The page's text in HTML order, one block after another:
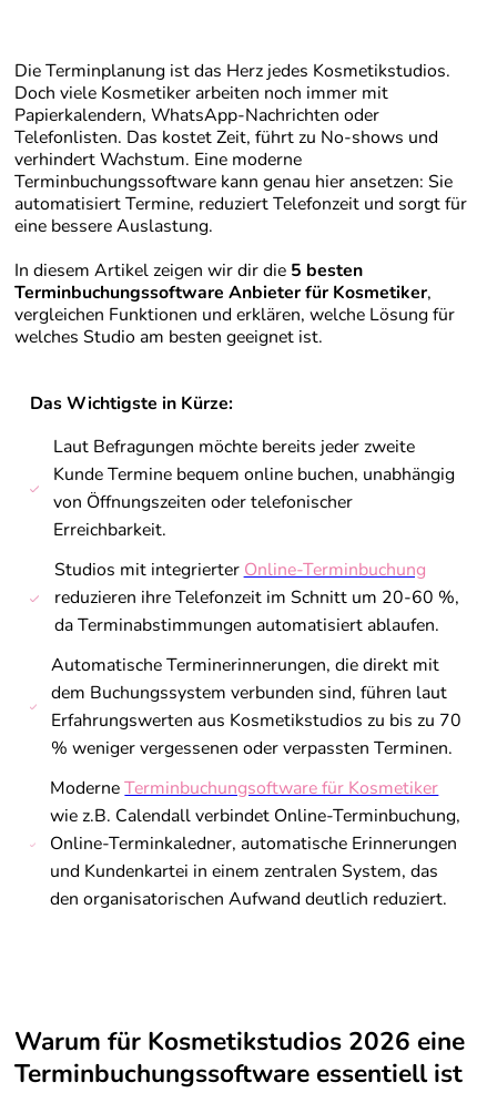
Die Terminplanung ist das Herz jedes Kosmetikstudios.
Doch viele Kosmetiker arbeiten noch immer mit
Papierkalendern, WhatsApp-Nachrichten oder
Telefonlisten. Das kostet Zeit, führt zu No-shows und
verhindert Wachstum. Eine moderne
Terminbuchungssoftware kann genau hier ansetzen: Sie
automatisiert Termine, reduziert Telefonzeit und sorgt für
eine bessere Auslastung.
In diesem Artikel zeigen wir dir die 5 besten
Terminbuchungssoftware Anbieter für Kosmetiker,
vergleichen Funktionen und erklären, welche Lösung für
welches Studio am besten geeignet ist.
Das Wichtigste in Kürze:
Laut Befragungen möchte bereits jeder zweite
Kunde Termine bequem online buchen, unabhängig
von Öffnungszeiten oder telefonischer
Erreichbarkeit.
Studios mit integrierter Online-Terminbuchung
reduzieren ihre Telefonzeit im Schnitt um 20-60 %,
da Terminabstimmungen automatisiert ablaufen.
Automatische Terminerinnerungen, die direkt mit
dem Buchungssystem verbunden sind, führen laut
Erfahrungswerten aus Kosmetikstudios zu bis zu 70
% weniger vergessenen oder verpassten Terminen.
ModerneTerminbuchungsoftware für Kosmetiker
wie z.B. Calendall verbindet Online-Terminbuchung,
Online-Terminkaledner, automatische Erinnerungen
und Kundenkartei in einem zentralen System, das
den organisatorischen Aufwand deutlich reduziert.
Warum für Kosmetikstudios 2026 eine
Terminbuchungssoftware essentiell ist